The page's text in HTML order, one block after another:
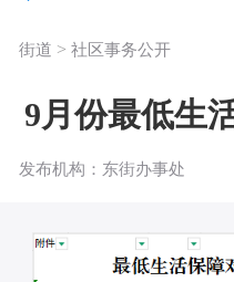
街道 >社区事务公开
9月份最低生
发布机构：东街办事处